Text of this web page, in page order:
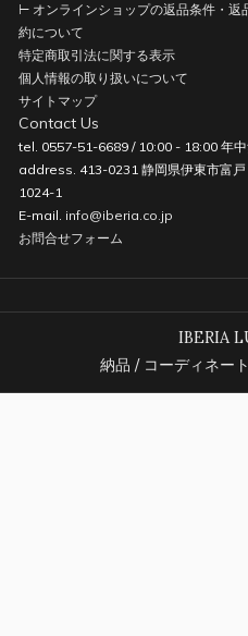
⊢ オンラインショップの返品条件・返
約について
特定商取引法に関する表示
個人情報の取り扱いについて
サイトマップ
Contact Us
tel. 0557-51-6689 / 10:00 - 18:00 年
address. 413-0231 静岡県伊東市富戸
1024-1
E-mail. info@iberia.co.jp
お問合せフォーム
IBERIA
納品 / コーディネー